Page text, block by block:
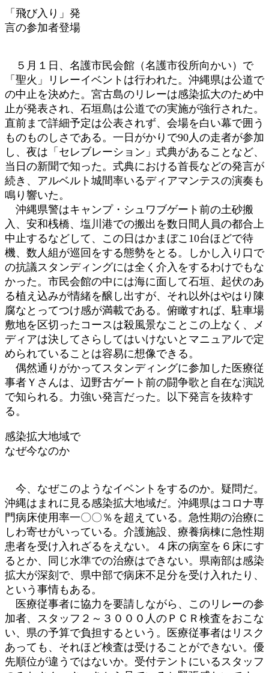
「飛び入り」発
言の参加者登場
５月１日、名護市民会館（名護市役所向かい）で
「聖火」リレーイベントは行われた。沖縄県は公道で
の中止を決めた。宮古島のリレーは感染拡大のため中
止が発表され、石垣島は公道での実施が強行された。
直前まで詳細予定は公表されず、会場を白い幕で囲う
ものものしさである。一日がかりで90人の走者が参加
し、夜は「セレブレーション」式典があることなど、
当日の新聞で知った。式典における首長などの発言が
続き、アルベルト城間率いるディアマンテスの演奏も
鳴り響いた。
沖縄県警はキャンプ・シュワブゲート前の土砂搬
入、安和桟橋、塩川港での搬出を数日間人員の都合上
中止するなどして、この日はかまぼこ10台ほどで待
機、数人組が巡回をする態勢をとる。しかし入り口で
の抗議スタンディングには全く介入をするわけでもな
かった。市民会館の中には海に面して石垣、起伏のあ
る植え込みが情緒を醸し出すが、それ以外はやはり陳
腐なとってつけ感が満載である。俯瞰すれば、駐車場
敷地を区切ったコースは殺風景なことこの上なく、メ
ディアは決してさらしてはいけないとマニュアルで定
められていることは容易に想像できる。
偶然通りがかってスタンディングに参加した医療従
事者Ｙさんは、辺野古ゲート前の闘争歌と自在な演説
で知られる。力強い発言だった。以下発言を抜粋す
る。
感染拡大地域で
なぜ今なのか
今、なぜこのようなイベントをするのか。疑問だ。
沖縄はまれに見る感染拡大地域だ。沖縄県はコロナ専
門病床使用率一〇〇％を超えている。急性期の治療に
しわ寄せがいっている。介護施設、療養病棟に急性期
患者を受け入れざるをえない。４床の病室を６床にす
るとか、同じ水準での治療はできない。県南部は感染
拡大が深刻で、県中部で病床不足分を受け入れたり、
という事情もある。
医療従事者に協力を要請しながら、このリレーの参
加者、スタッフ２～３０００人のＰＣＲ検査をおこな
い、県の予算で負担するという。医療従事者はリスク
あっても、それほど検査は受けることができない。優
先順位が違うではないか。受付テントにいるスタッフ